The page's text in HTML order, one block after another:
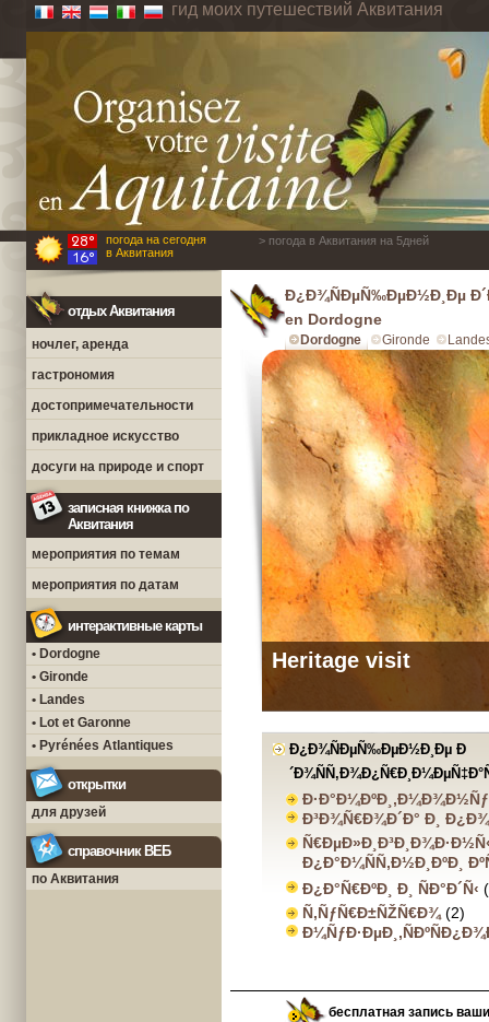
гид моих путешествий Аквитания
погода на сегодня
в Аквитания
> погода в Аквитания на 5дней
отдых Аквитания
ночлег, аренда
гастрономия
достопримечательности
прикладное искусство
досуги на природе и спорт
записная книжка по
Аквитания
мероприятия по темам
мероприятия по датам
интерактивные карты
• Dordogne
• Gironde
• Landes
• Lot et Garonne
• Pyrénées Atlantiques
открытки
для друзей
справочник ВЕБ
по Аквитания
Ð¿Ð¾ÑÐµÑ‰ÐµÐ½Ð¸Ðµ
en Dordogne
Dordogne Gironde
Heritage visit
Ð¿Ð¾ÑÐµÑ‰ÐµÐ½Ð¸Ðµ Ð
Ð³Ð¾Ñ€Ð¾Ð´Ð° Ð¸
Ð¿Ð°Ð¼ÑÑ‚Ð½Ð¸ÐºÐ¸
Ð¿Ð°Ñ€ÐºÐ¸ Ð¸ ÑÐ°Ð´Ñ‹
Ñ‚ÑƒÑ€Ð±ÑŽÑ€Ð¾ (2)
бесплатная запись